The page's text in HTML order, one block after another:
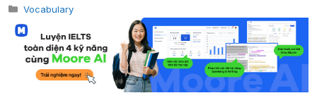
Categories
Vocabulary